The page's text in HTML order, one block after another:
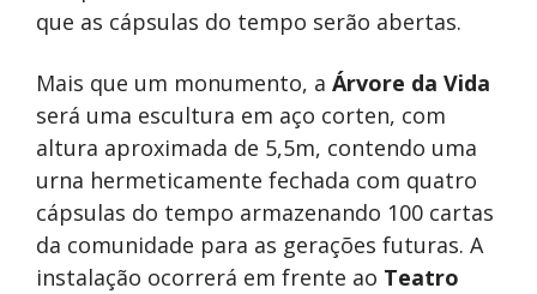
que as cápsulas do tempo serão abertas.
Mais que um monumento, a Árvore da Vida
será uma escultura em aço corten, com
altura aproximada de 5,5m, contendo uma
urna hermeticamente fechada com quatro
cápsulas do tempo armazenando 100 cartas
da comunidade para as gerações futuras. A
instalação ocorrerá em frente ao Teatro